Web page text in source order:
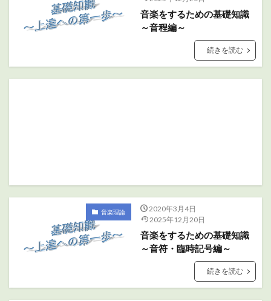
音楽をするための基礎知識
～音程編～
続きを読む
音楽理論
2020年3月4日
2025年12月20日
音楽をするための基礎知識
～音符・臨時記号編～
続きを読む